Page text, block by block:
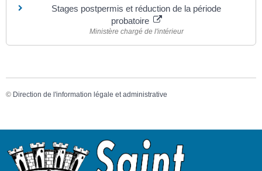
Stages postpermis et réduction de la période
probatoire
Ministère chargé de l'intérieur
© Direction de l'information légale et administrative